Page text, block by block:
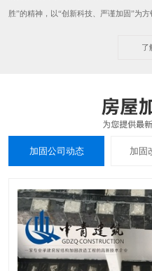
胜”的精神，以“创新科技、严谨加固”为方
了
加固公司动态 加固